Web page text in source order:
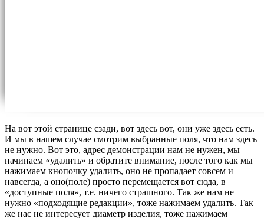
На вот этой странице сзади, вот здесь вот, они уже здесь есть.
И мы в нашем случае смотрим выбранные поля, что нам здесь
не нужно. Вот это, адрес демонстрации нам не нужен, мы
начинаем «удалить» и обратите внимание, после того как мы
нажимаем кнопочку удалить, оно не пропадает совсем и
навсегда, а оно(поле) просто перемещается вот сюда, в
«доступные поля», т.е. ничего страшного. Так же нам не
нужно «подходящие редакции», тоже нажимаем удалить. Так
же нас не интересует диаметр изделия, тоже нажимаем